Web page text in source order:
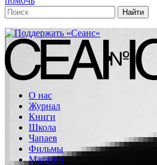
О нас
Журнал
Книги
Школа
Чапаев
Фильмы
Магазин